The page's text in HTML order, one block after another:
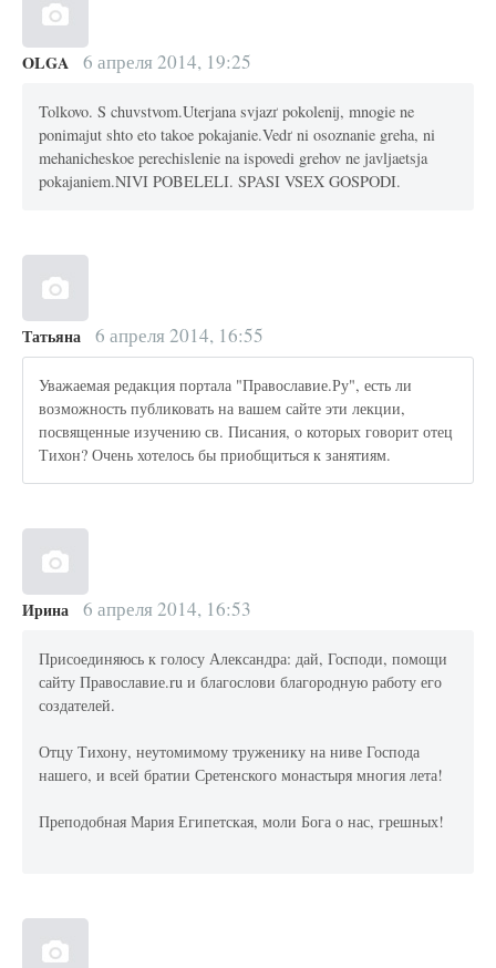
OLGA 6 апреля 2014, 19:25
Tolkovo. S chuvstvom.Uterjana svjazґ pokolenij, mnogie ne
ponimajut shto eto takoe pokajanie.Vedґ ni osoznanie greha, ni
mehanicheskoe perechislenie na ispovedi grehov ne javljaetsja
pokajaniem.NIVI POBELELI. SPASI VSEX GOSPODI.
Татьяна 6 апреля 2014, 16:55
Уважаемая редакция портала "Православие.Ру", есть ли
возможность публиковать на вашем сайте эти лекции,
посвященные изучению св. Писания, о которых говорит отец
Тихон? Очень хотелось бы приобщиться к занятиям.
Ирина 6 апреля 2014, 16:53
Присоединяюсь к голосу Александра: дай, Господи, помощи
сайту Православие.ru и благослови благородную работу его
создателей.
Отцу Тихону, неутомимому труженику на ниве Господа
нашего, и всей братии Сретенского монастыря многия лета!
Преподобная Мария Египетская, моли Бога о нас, грешных!